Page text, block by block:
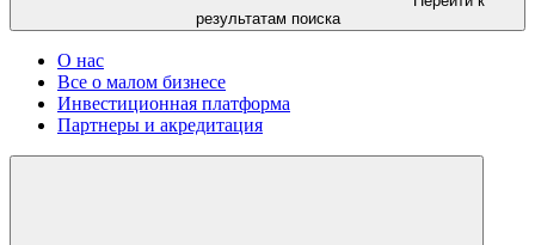
результатам поиска
О нас
Все о малом бизнесе
Инвестиционная платформа
Партнеры и акредитация